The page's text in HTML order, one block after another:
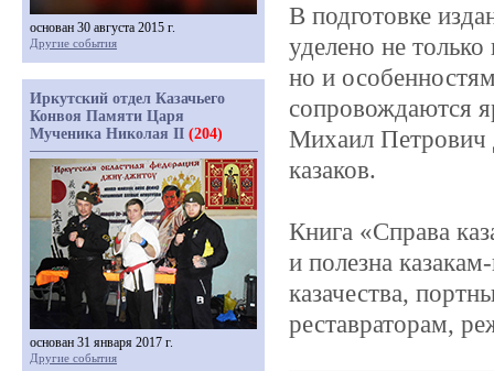
В подготовке
уделено не
но и
сопровождаются
Михаил Петрович
казаков.
Книга «Справа
и полезна
казачества,
реставраторам,
основан 30 августа 2015 г.
Другие события
Иркутский отдел Казачьего
Конвоя Памяти Царя
Мученика Николая II (204)
основан 31 января 2017 г.
Другие события